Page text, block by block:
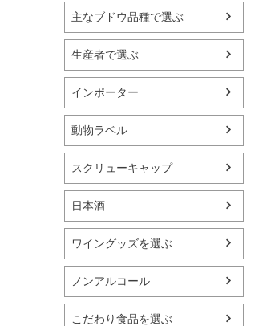
主なブドウ品種で選ぶ
生産者で選ぶ
インポーター
動物ラベル
スクリューキャップ
日本酒
ワイングッズを選ぶ
ノンアルコール
こだわり食品を選ぶ